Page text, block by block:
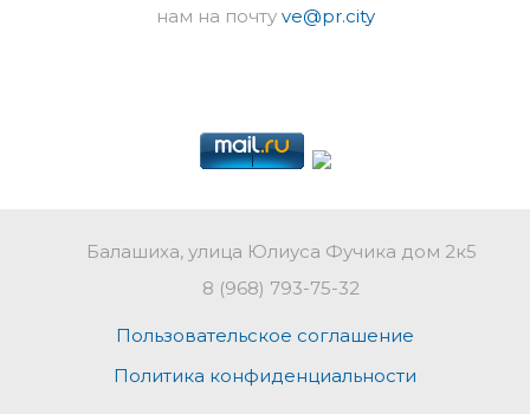
нам на почту ve@pr.city
Балашиха, улица Юлиуса Фучика дом 2к5
8 (968) 793-75-32
Пользовательское соглашение
Политика конфиденциальности